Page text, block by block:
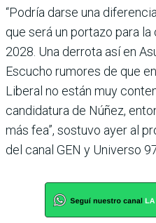
“Podría darse una
que será un portazo para
2028. Una derrota así en
Escucho rumores de que
Liberal no están muy
candidatura de Núñez,
más fea”, sostuvo ayer al
del canal GEN y Universo